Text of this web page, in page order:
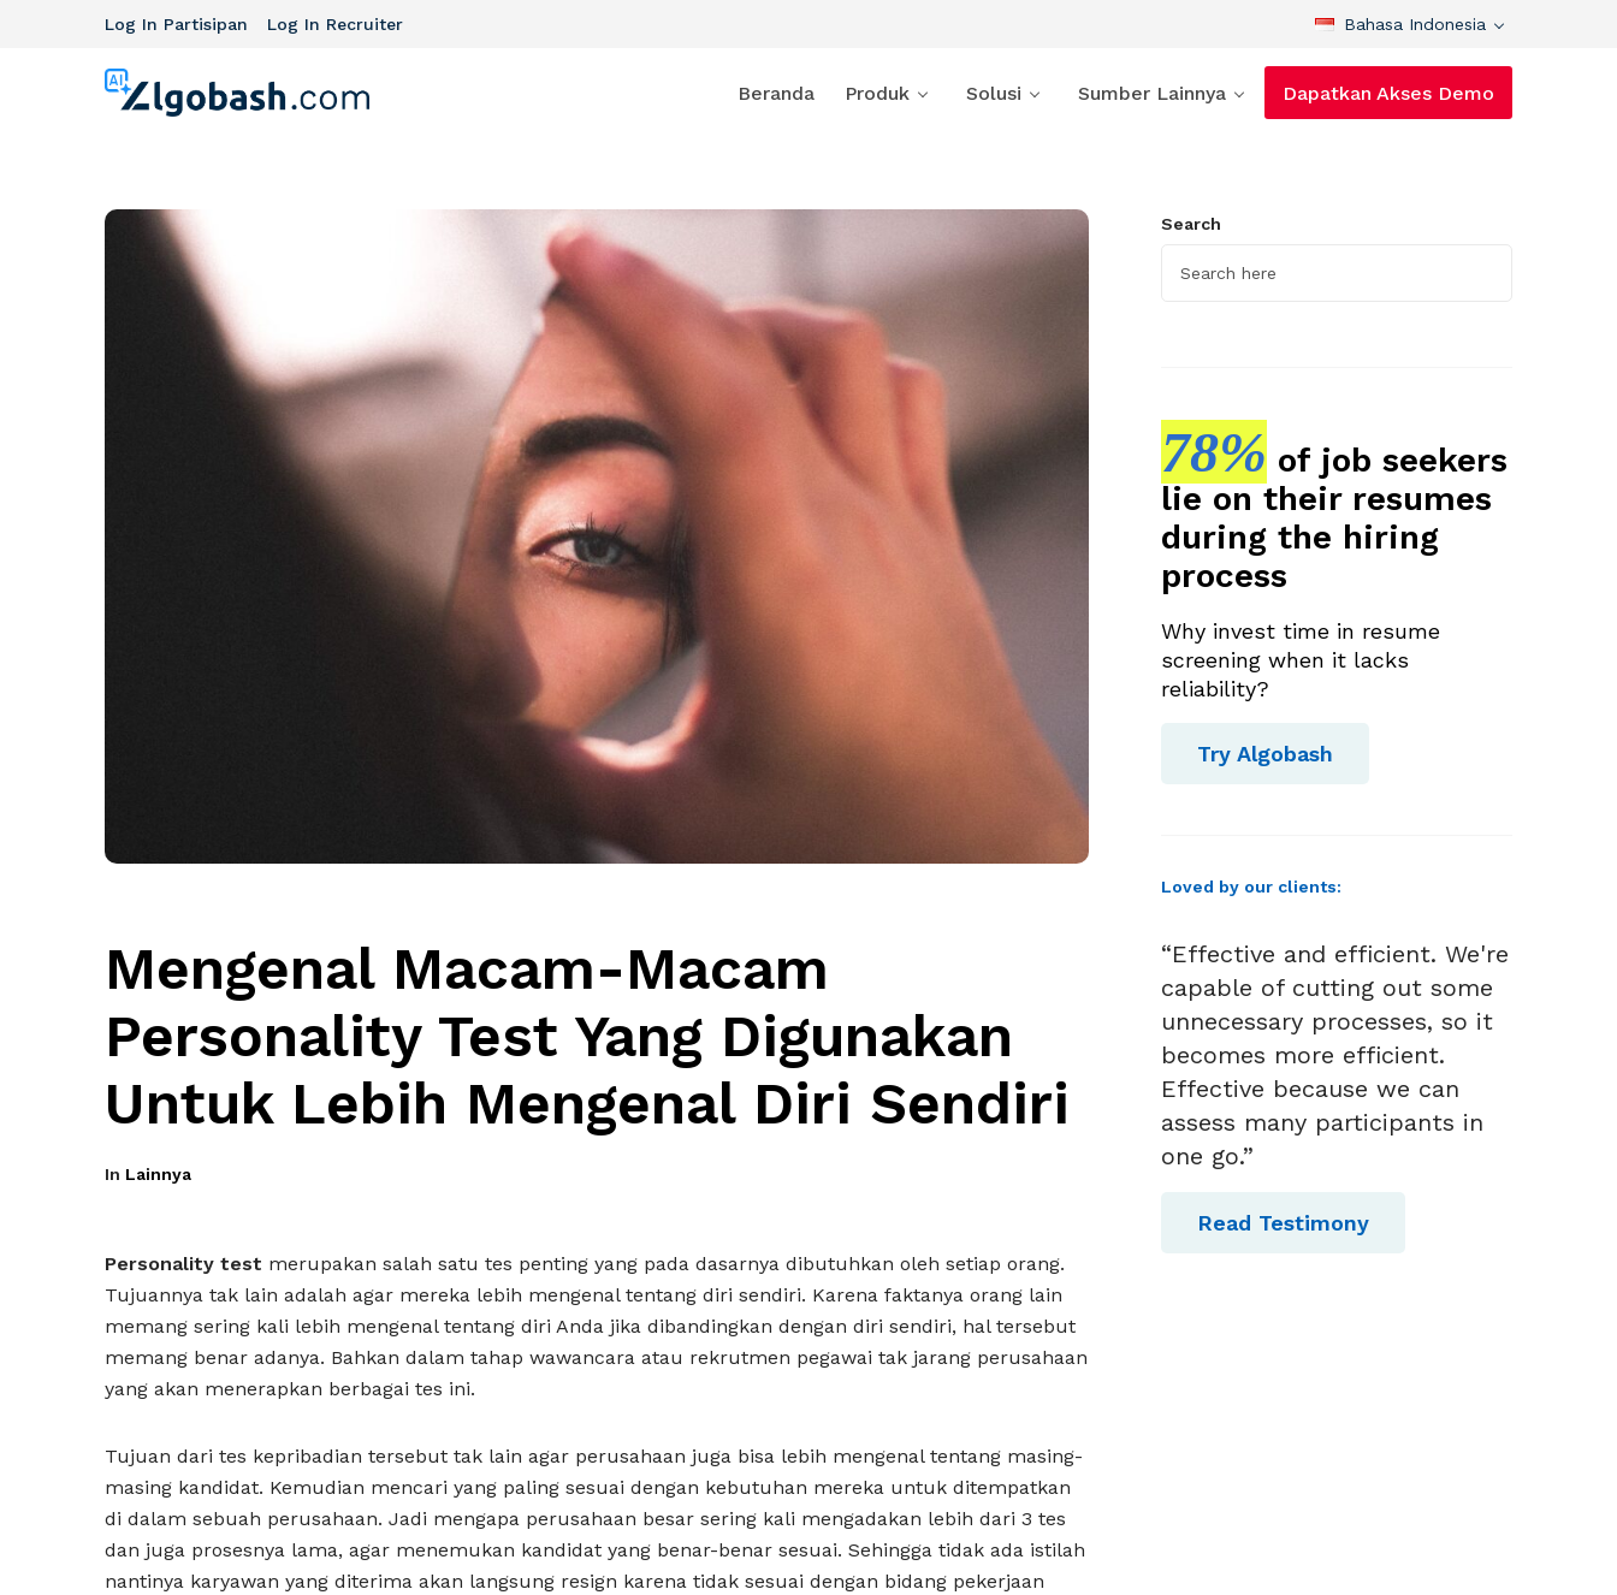
Log In Partisipan Log In Recruiter Bahasa Indonesia
Beranda Produk Solusi Sumber Lainnya Dapatkan Akses Demo
Mengenal Macam-Macam
Personality Test Yang Digunakan
Untuk Lebih Mengenal Diri Sendiri
In Lainnya
Personality test merupakan salah satu tes penting yang pada dasarnya dibutuhkan oleh setiap orang.
Tujuannya tak lain adalah agar mereka lebih mengenal tentang diri sendiri. Karena faktanya orang lain
memang sering kali lebih mengenal tentang diri Anda jika dibandingkan dengan diri sendiri, hal tersebut
memang benar adanya. Bahkan dalam tahap wawancara atau rekrutmen pegawai tak jarang perusahaan
yang akan menerapkan berbagai tes ini.
Tujuan dari tes kepribadian tersebut tak lain agar perusahaan juga bisa lebih mengenal tentang masing-
masing kandidat. Kemudian mencari yang paling sesuai dengan kebutuhan mereka untuk ditempatkan
di dalam sebuah perusahaan. Jadi mengapa perusahaan besar sering kali mengadakan lebih dari 3 tes
dan juga prosesnya lama, agar menemukan kandidat yang benar-benar sesuai. Sehingga tidak ada istilah
nantinya karyawan yang diterima akan langsung resign karena tidak sesuai dengan bidang pekerjaan
Search
78% of job seekers
lie on their resumes
during the hiring
process
Why invest time in resume
screening when it lacks
reliability?
Try Algobash
Loved by our clients:
“Effective and efficient. We're
capable of cutting out some
unnecessary processes, so it
becomes more efficient.
Effective because we can
assess many participants in
one go.”
Read Testimony